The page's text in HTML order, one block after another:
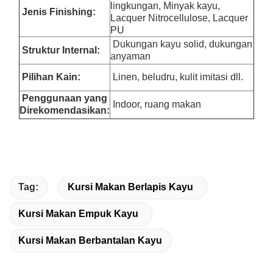
Jenis Finishing:
lingkungan, Minyak kayu,
Lacquer Nitrocellulose, Lacquer
PU
Struktur Internal:
Dukungan kayu solid, dukungan
anyaman
Pilihan Kain:
Linen, beludru, kulit imitasi dll.
Penggunaan yang
Direkomendasikan:
Indoor, ruang makan
Tag: Kursi Makan Berlapis Kayu
Kursi Makan Empuk Kayu
Kursi Makan Berbantalan Kayu